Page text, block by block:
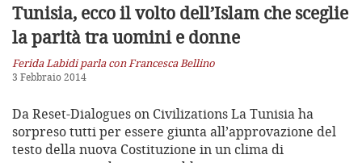
Tunisia, ecco il volto dell’Islam che sceglie
la parità tra uomini e donne
Ferida Labidi parla con Francesca Bellino
3 Febbraio 2014
Da Reset-Dialogues on Civilizations La Tunisia ha
sorpreso tutti per essere giunta all’approvazione del
testo della nuova Costituzione in un clima di